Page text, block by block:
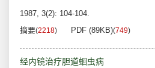
1987, 3(2): 104-104.
摘要(2218) PDF (89KB)(749)
经内镜治疗胆道蛔虫病